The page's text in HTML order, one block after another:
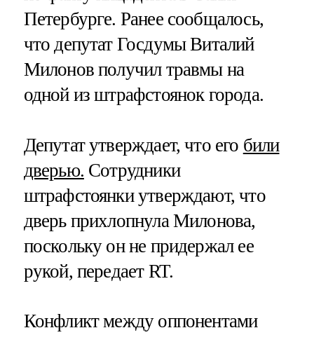
Петербурге. Ранее сообщалось,
что депутат Госдумы Виталий
Милонов получил травмы на
одной из штрафстоянок города.
Депутат утверждает, что его били
дверью. Сотрудники
штрафстоянки утверждают, что
дверь прихлопнула Милонова,
поскольку он не придержал ее
рукой, передает RT.
Конфликт между оппонентами